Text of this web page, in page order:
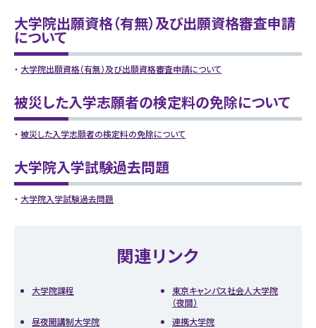
大学院出願資格（有無）及び出願資格審査申請
について
大学院出願資格（有無）及び出願資格審査申請について
被災した入学志願者の検定料の免除について
被災した入学志願者の検定料の免除について
大学院入学試験過去問題
大学院入学試験過去問題
関連リンク
大学院課程
東京キャンパス社会人大学院
（夜間）
昼夜開講制大学院
連携大学院